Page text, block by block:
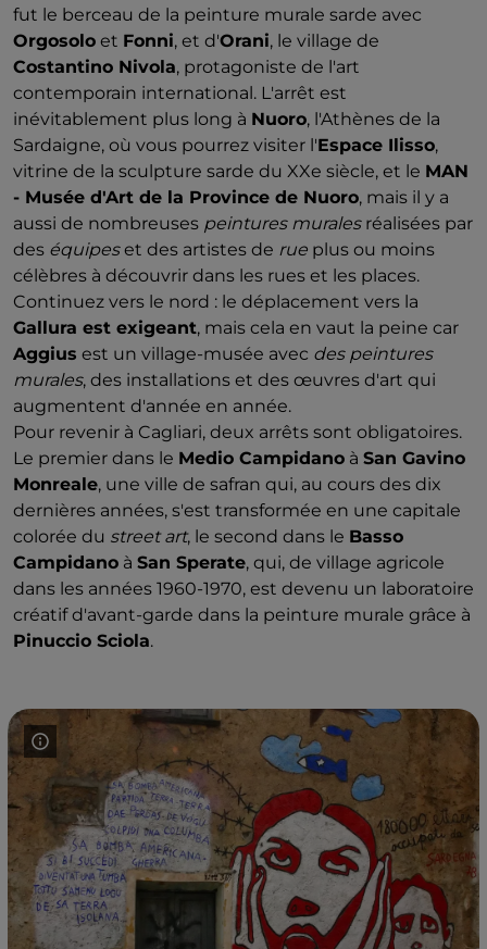
fut le berceau de la peinture murale sarde avec
Orgosolo et Fonni, et d'Orani, le village de
Costantino Nivola, protagoniste de l'art
contemporain international. L'arrêt est
inévitablement plus long à Nuoro, l'Athènes de la
Sardaigne, où vous pourrez visiter l'Espace Ilisso,
vitrine de la sculpture sarde du XXe siècle, et le MAN
- Musée d'Art de la Province de Nuoro, mais il y a
aussi de nombreuses peintures muralesréalisées par
des équipeset des artistes de rue plus ou moins
célèbres à découvrir dans les rues et les places.
Continuez vers le nord : le déplacement vers la
Gallura est exigeant, mais cela en vaut la peine car
Aggius est un village-musée avec des peintures
murales, des installations et des œuvres d'art qui
augmentent d'année en année.
Pour revenir à Cagliari, deux arrêts sont obligatoires.
Le premier dans le Medio Campidano à San Gavino
Monreale, une ville de safran qui, au cours des dix
dernières années, s'est transformée en une capitale
colorée du street art, le second dans le Basso
Campidano à San Sperate, qui, de village agricole
dans les années 1960-1970, est devenu un laboratoire
créatif d'avant-garde dans la peinture murale grâce à
Pinuccio Sciola.